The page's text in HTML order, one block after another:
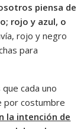
piensa de
rojo y azul, o
rojo y negro
para
cada uno
por costumbre
la intención de